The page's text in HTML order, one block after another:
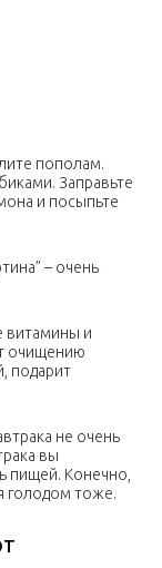
пополам.
Заправьте
и посыпьте
– очень
витамины и
очищению
подарит
не очень
вы
пищей. Конечно,
голодом тоже.